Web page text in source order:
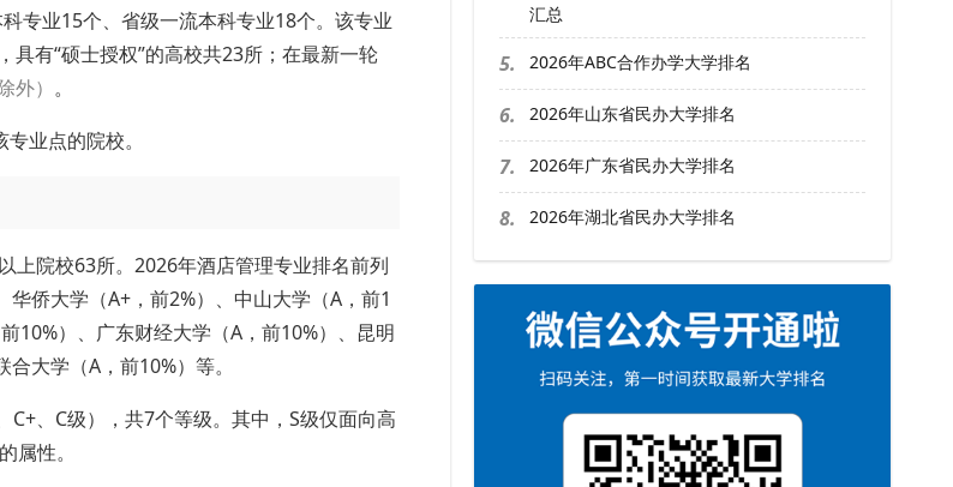
专业15个、省级一流本科专业18个。该专业
具有“硕士授权”的高校共23所；在最新一轮
外） 。
业点的院校。
上院校63所。2026年酒店管理专业排名前列
侨大学（A+，前2%）、中山大学（A，前1
10%）、广东财经大学（A，前10%）、昆明
大学（A，前10%）等。
、C级），共7个等级。其中，S级仅面向高
属性。
汇总
5. 2026年ABC合作办学大学排名
6. 2026年山东省民办大学排名
7. 2026年广东省民办大学排名
8. 2026年湖北省民办大学排名